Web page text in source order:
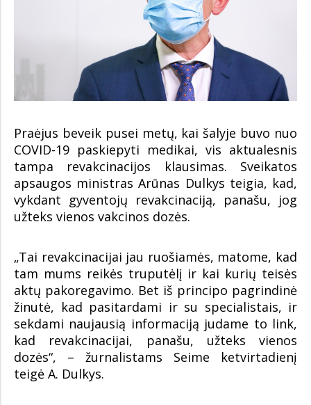
Praėjus beveik pusei metų, kai šalyje buvo nuo
COVID-19 paskiepyti medikai, vis aktualesnis
tampa revakcinacijos klausimas. Sveikatos
apsaugos ministras Arūnas Dulkys teigia, kad,
vykdant gyventojų revakcinaciją, panašu, jog
užteks vienos vakcinos dozės.
„Tai revakcinacijai jau ruošiamės, matome, kad
tam mums reikės truputėlį ir kai kurių teisės
aktų pakoregavimo. Bet iš principo pagrindinė
žinutė, kad pasitardami ir su specialistais, ir
sekdami naujausią informaciją judame to link,
kad revakcinacijai, panašu, užteks vienos
dozės“, – žurnalistams Seime ketvirtadienį
teigė A. Dulkys.